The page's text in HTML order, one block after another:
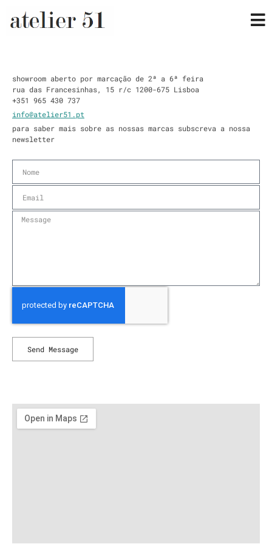
showroom aberto por marcação de 2ª a 6ª feira
rua das Francesinhas, 15 r/c 1200-675 Lisboa
+351 965 430 737
info@atelier51.pt
para saber mais sobre as nossas marcas subscreva a nossa
newsletter
Send Message